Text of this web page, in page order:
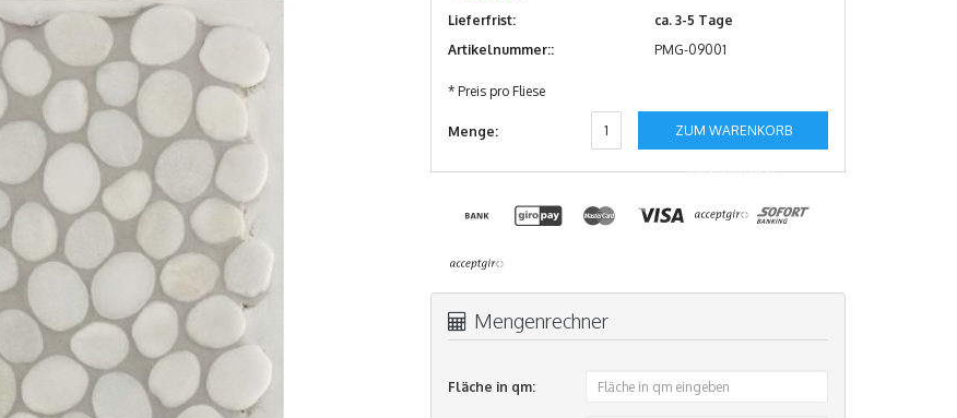
Lieferfrist:
ca. 3-5 Tage
Artikelnummer::
PMG-09001
* Preis pro Fliese
Menge: ZUM WARENKORB
HINZUFÜGEN
Mengenrechner
Fläche in qm: